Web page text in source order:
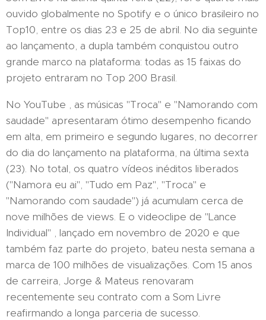
ouvido globalmente no Spotify e o único brasileiro no
Top10, entre os dias 23 e 25 de abril. No dia seguinte
ao lançamento, a dupla também conquistou outro
grande marco na plataforma: todas as 15 faixas do
projeto entraram no Top 200 Brasil.
No YouTube , as músicas "Troca" e "Namorando com
saudade" apresentaram ótimo desempenho ficando
em alta, em primeiro e segundo lugares, no decorrer
do dia do lançamento na plataforma, na última sexta
(23). No total, os quatro vídeos inéditos liberados
("Namora eu ai", "Tudo em Paz", "Troca" e
"Namorando com saudade") já acumulam cerca de
nove milhões de views. E o videoclipe de "Lance
Individual" , lançado em novembro de 2020 e que
também faz parte do projeto, bateu nesta semana a
marca de 100 milhões de visualizações. Com 15 anos
de carreira, Jorge & Mateus renovaram
recentemente seu contrato com a Som Livre
reafirmando a longa parceria de sucesso.